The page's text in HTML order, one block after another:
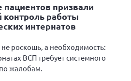
пациентов призвали
контроль работы
интернатов
роскошь, а необходимость:
ВСП требует системного
жалобам.